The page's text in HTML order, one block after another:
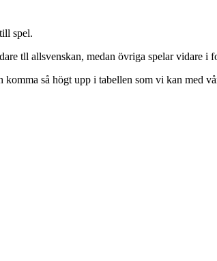
spel.
tll allsvenskan, medan övriga spelar vidare i
så högt upp i tabellen som vi kan med